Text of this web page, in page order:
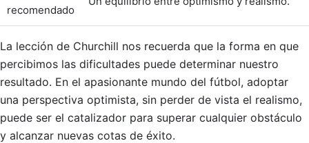
recomendado
La lección de Churchill nos recuerda que la forma en que
percibimos las dificultades puede determinar nuestro
resultado. En el apasionante mundo del fútbol, adoptar
una perspectiva optimista, sin perder de vista el realismo,
puede ser el catalizador para superar cualquier obstáculo
y alcanzar nuevas cotas de éxito.